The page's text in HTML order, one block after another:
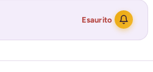
Esaurito